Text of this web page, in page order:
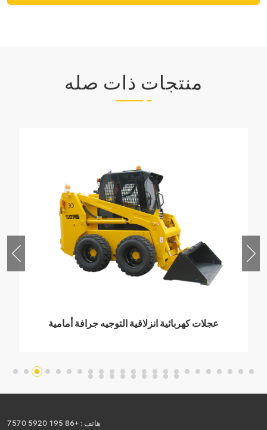
منتجات ذات صله
عجلات كهربائية انزلاقية التوجيه جرافة أمامية
هاتف : +86 195 5920 7570